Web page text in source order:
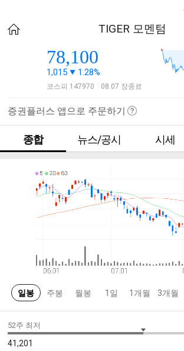
TIGER 모멘텀
78,100
1,015 1.28%
코스피 147970 08.07 장종료
증권플러스 앱으로 주문하기
종합 뉴스/공시 시세
일봉 주봉 월봉 1일 1개월 3개월
52주 최저
41,201